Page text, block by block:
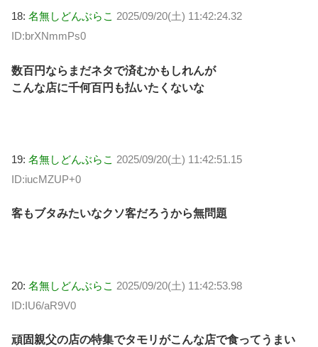
18: 名無しどんぶらこ 2025/09/20(土) 11:42:24.32
ID:brXNmmPs0
数百円ならまだネタで済むかもしれんが
こんな店に千何百円も払いたくないな
19: 名無しどんぶらこ 2025/09/20(土) 11:42:51.15
ID:iucMZUP+0
客もブタみたいなクソ客だろうから無問題
20: 名無しどんぶらこ 2025/09/20(土) 11:42:53.98
ID:IU6/aR9V0
頑固親父の店の特集でタモリがこんな店で食ってうまい